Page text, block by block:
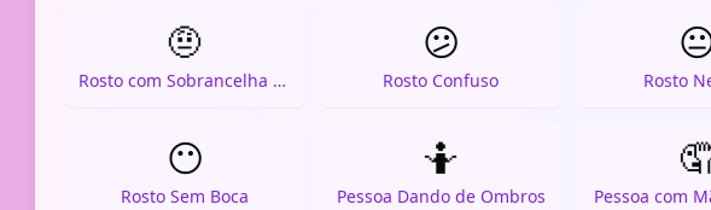
🤨
Rosto com Sobrancelha Levantada
😕
Rosto Confuso Rosto
😶
Rosto Sem Boca
🤷
Pessoa Dando de Ombros Pessoa com